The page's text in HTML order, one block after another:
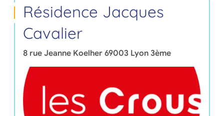
Résidence Jacques
Cavalier
8 rue Jeanne Koelher 69003 Lyon 3ème